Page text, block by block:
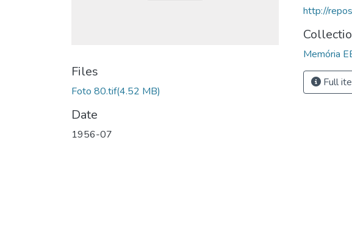
Files
Foto 80.tif(4.52 MB)
Date
1956-07
http://
Memória
Full